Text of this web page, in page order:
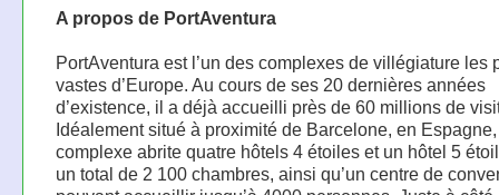
A propos de PortAventura
PortAventura est l’un des complexes de villégiature les
vastes d’Europe. Au cours de ses 20 dernières années
d’existence, il a déjà accueilli près de 60 millions de
Idéalement situé à proximité de Barcelone, en
complexe abrite quatre hôtels 4 étoiles et un hôtel 5
un total de 2 100 chambres, ainsi qu’un centre de